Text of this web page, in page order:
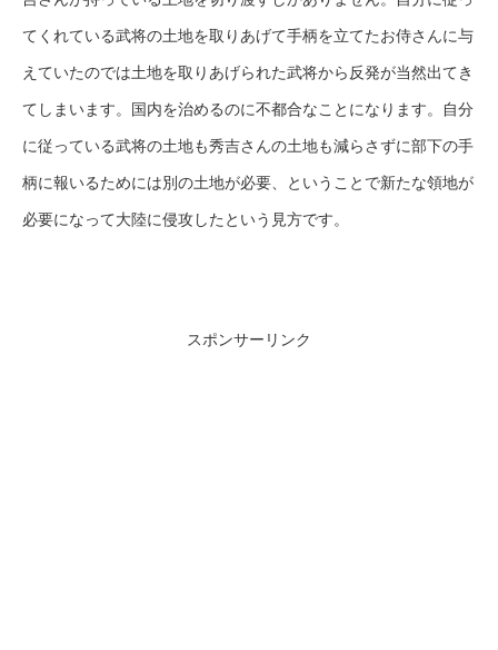
てくれている武将の土地を取りあげて手柄を立てたお侍さんに与
えていたのでは土地を取りあげられた武将から反発が当然出てき
てしまいます。国内を治めるのに不都合なことになります。自分
に従っている武将の土地も秀吉さんの土地も減らさずに部下の手
柄に報いるためには別の土地が必要、ということで新たな領地が
必要になって大陸に侵攻したという見方です。
スポンサーリンク